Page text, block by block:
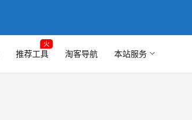
推荐工具
火
淘客导航 本站服务